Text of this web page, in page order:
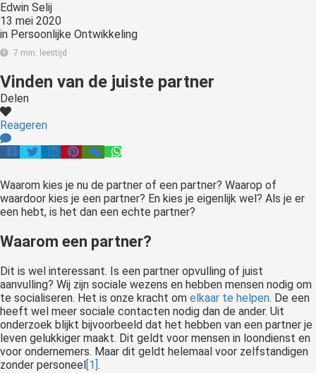
Edwin Selij
13 mei 2020
in Persoonlijke Ontwikkeling
7 min. leestijd
Vinden van de juiste partner
Delen
Reageren
Waarom kies je nu de partner of een partner? Waarop of
waardoor kies je een partner? En kies je eigenlijk wel? Als je er
een hebt, is het dan een echte partner?
Waarom een partner?
Dit is wel interessant. Is een partner opvulling of juist
aanvulling? Wij zijn sociale wezens en hebben mensen nodig om
te socialiseren. Het is onze kracht om elkaar te helpen. De een
heeft wel meer sociale contacten nodig dan de ander. Uit
onderzoek blijkt bijvoorbeeld dat het hebben van een partner je
leven gelukkiger maakt. Dit geldt voor mensen in loondienst en
voor ondernemers. Maar dit geldt helemaal voor zelfstandigen
zonder personeel [1] .